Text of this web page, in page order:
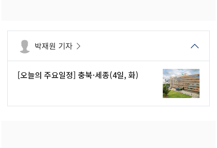
박재원 기자
[오늘의 주요일정] 충북·세종(4일, 화)